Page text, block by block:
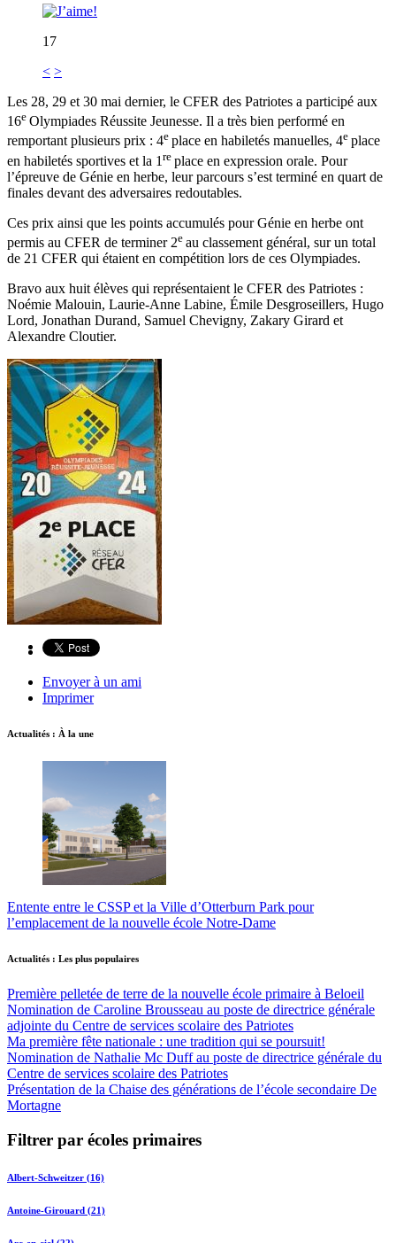
17
< >
Les 28, 29 et 30 mai dernier, le CFER des Patriotes a participé aux
16e Olympiades Réussite Jeunesse. Il a très bien performé en
remportant plusieurs prix : 4e place en habiletés manuelles, 4e place
en habiletés sportives et la 1 re place en expression orale. Pour
l’épreuve de Génie en herbe, leur parcours s’est terminé en quart de
finales devant des adversaires redoutables.
Ces prix ainsi que les points accumulés pour Génie en herbe ont
permis au CFER de terminer 2e au classement général, sur un total
de 21 CFER qui étaient en compétition lors de ces Olympiades.
Bravo aux huit élèves qui représentaient le CFER des Patriotes :
Noémie Malouin, Laurie-Anne Labine, Émile Desgroseillers, Hugo
Lord, Jonathan Durand, Samuel Chevigny, Zakary Girard et
Alexandre Cloutier.
Envoyer à un ami
Imprimer
Actualités : À la une
Entente entre le CSSP et la Ville d’Otterburn Park pour
l’emplacement de la nouvelle école Notre-Dame
Actualités : Les plus populaires
Première pelletée de terre de la nouvelle école primaire à Beloeil
Nomination de Caroline Brousseau au poste de directrice générale
adjointe du Centre de services scolaire des Patriotes
Ma première fête nationale : une tradition qui se poursuit!
Nomination de Nathalie Mc Duff au poste de directrice générale du
Centre de services scolaire des Patriotes
Présentation de la Chaise des générations de l’école secondaire De
Mortagne
Filtrer par écoles primaires
Albert-Schweitzer (16)
Antoine-Girouard (21)